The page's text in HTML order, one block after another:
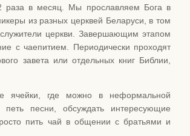
в месяц. Мы прославляем Бога в
из разных церквей Беларуси, в том
церкви. Завершающим этапом
с чаепитием. Периодически проходят
завета или отдельных книг Библии,
ячейки, где можно в неформальной
петь песни, обсуждать интересующие
пить чай в общении с братьями и